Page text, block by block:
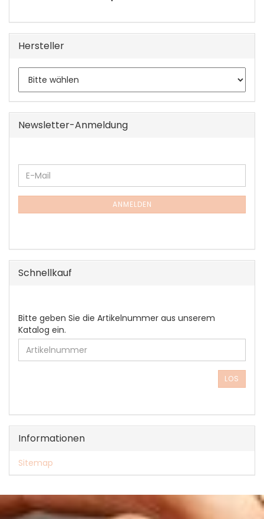
Hersteller
Newsletter-Anmeldung
WEITER
ZUR
NEWSLETTER-
E-
Mail
ANMELDEN
Schnellkauf
BITTE
GEBEN
SIE
DIE
ARTIKELNUMMER
EIN.
Bitte geben Sie die Artikelnummer aus unserem
Katalog ein.
LOS
Informationen
Sitemap